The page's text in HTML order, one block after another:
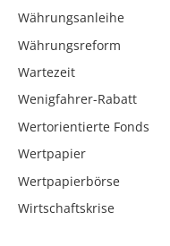
Währungsanleihe
Währungsreform
Wartezeit
Wenigfahrer-Rabatt
Wertorientierte Fonds
Wertpapier
Wertpapierbörse
Wirtschaftskrise